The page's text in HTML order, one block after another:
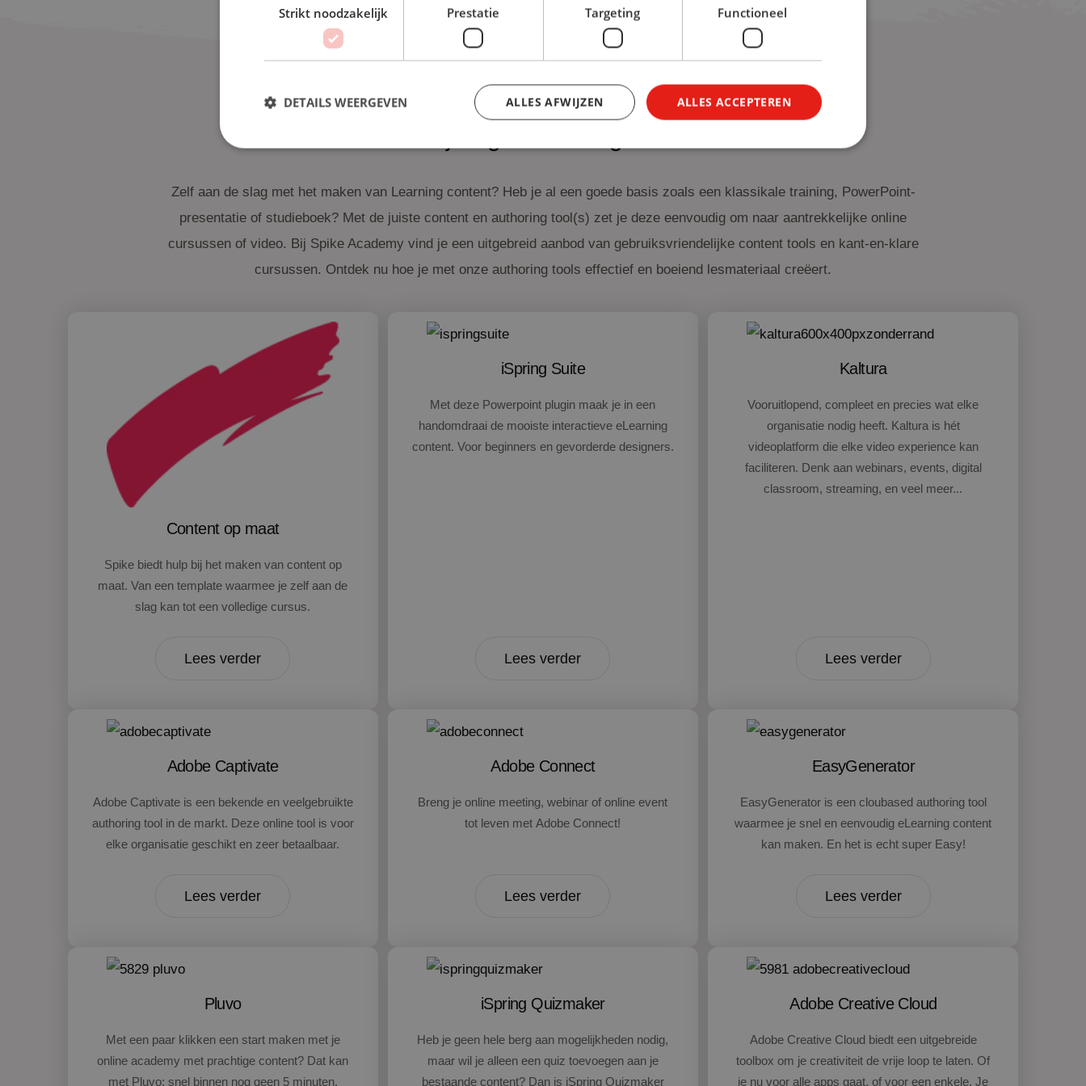
Zelf aan de slag met het maken van Learning content? Heb je al een goede basis zoals een klassikale training, PowerPoint-
presentatie of studieboek? Met de juiste content en authoring tool(s) zet je deze eenvoudig om naar aantrekkelijke online
cursussen of video. Bij Spike Academy vind je een uitgebreid aanbod van gebruiksvriendelijke content tools en kant-en-klare
cursussen. Ontdek nu hoe je met onze authoring tools effectief en boeiend lesmateriaal creëert.
Content op maat
Spike biedt hulp bij het maken van content op
maat. Van een template waarmee je zelf aan de
slag kan tot een volledige cursus.
Lees verder
iSpring Suite
Met deze Powerpoint plugin maak je in een
handomdraai de mooiste interactieve eLearning
content. Voor beginners en gevorderde designers.
Lees verder
Kaltura
Vooruitlopend, compleet en precies wat elke
organisatie nodig heeft. Kaltura is hét
videoplatform die elke video experience kan
faciliteren. Denk aan webinars, events, digital
classroom, streaming, en veel meer...
Lees verder
Adobe Captivate
Adobe Captivate is een bekende en veelgebruikte
authoring tool in de markt. Deze online tool is voor
elke organisatie geschikt en zeer betaalbaar.
Lees verder
Adobe Connect
Breng je online meeting, webinar of online event
tot leven met Adobe Connect!
Lees verder
EasyGenerator
EasyGenerator is een cloubased authoring tool
waarmee je snel en eenvoudig eLearning content
kan maken. En het is echt super Easy!
Lees verder
Pluvo
Met een paar klikken een start maken met je
online academy met prachtige content? Dat kan
met Pluvo: snel binnen nog geen 5 minuten.
iSpring Quizmaker
Heb je geen hele berg aan mogelijkheden nodig,
maar wil je alleen een quiz toevoegen aan je
bestaande content? Dan is iSpring Quizmaker
Adobe Creative Cloud
Adobe Creative Cloud biedt een uitgebreide
toolbox om je creativiteit de vrije loop te laten. Of
je nu voor alle apps gaat, of voor een enkele. Je
Strikt noodzakelijk Prestatie Targeting Functioneel
ALLES ACCEPTEREN
ALLES AFWIJZEN
DETAILS WEERGEVEN